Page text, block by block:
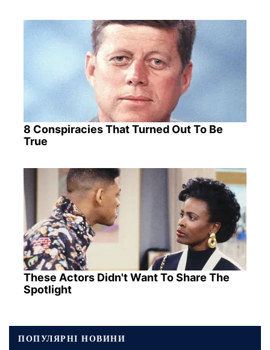
8 Conspiracies That Turned Out To Be
True
These Actors Didn't Want To Share The
Spotlight
ПОПУЛЯРНІ НОВИНИ